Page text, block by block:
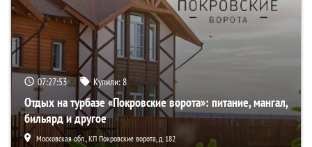
07:27:51 Купили:8
Отдых на турбазе «Покровские ворота»: питание, мангал,
бильярд и другое
Московская обл., КП Покровские ворота, д. 182